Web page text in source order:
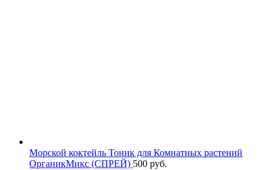
Морской коктейль Тоник для Комнатных растений
ОрганикМикс (СПРЕЙ) 500 руб.